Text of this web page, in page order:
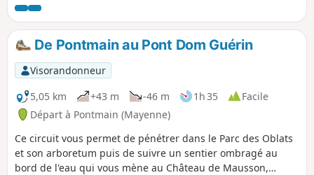
Saint-Hilaire-du-Harcouët dont l'église avec ses deux
clochers est très reconnaissable et aussi sur tout le Sud-
Manche.De Pontmain au Pont Dom Guérin
Visorandonneur
5,05 km
+43 m -46 m 1h 35
Facile
Départ à Pontmain (Mayenne)
Ce circuit vous permet de pénétrer dans le Parc des Oblats
et son arboretum puis de suivre un sentier ombragé au
bord de l'eau qui vous mène au Château de Mausson,